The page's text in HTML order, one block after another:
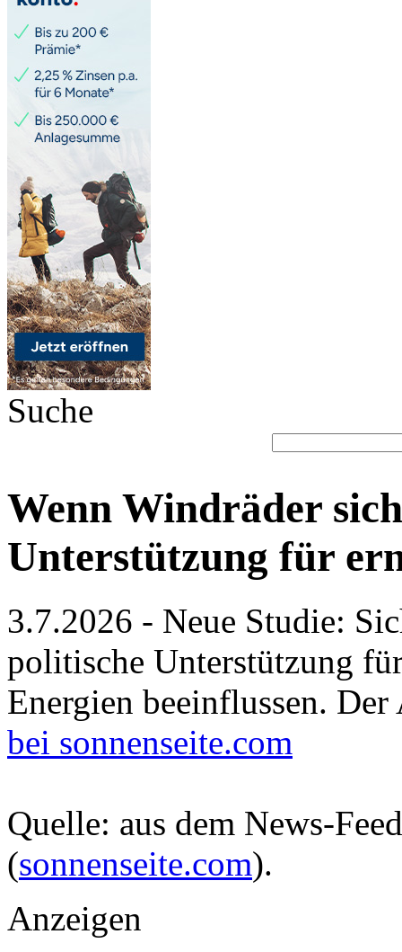
Suche
Wenn Windräder
Unterstützung für
3.7.2026 - Neue Studie:
politische Unterstützung
Energien beeinflussen.
bei sonnenseite.com
Quelle: aus dem News-
(sonnenseite.com).
Anzeigen